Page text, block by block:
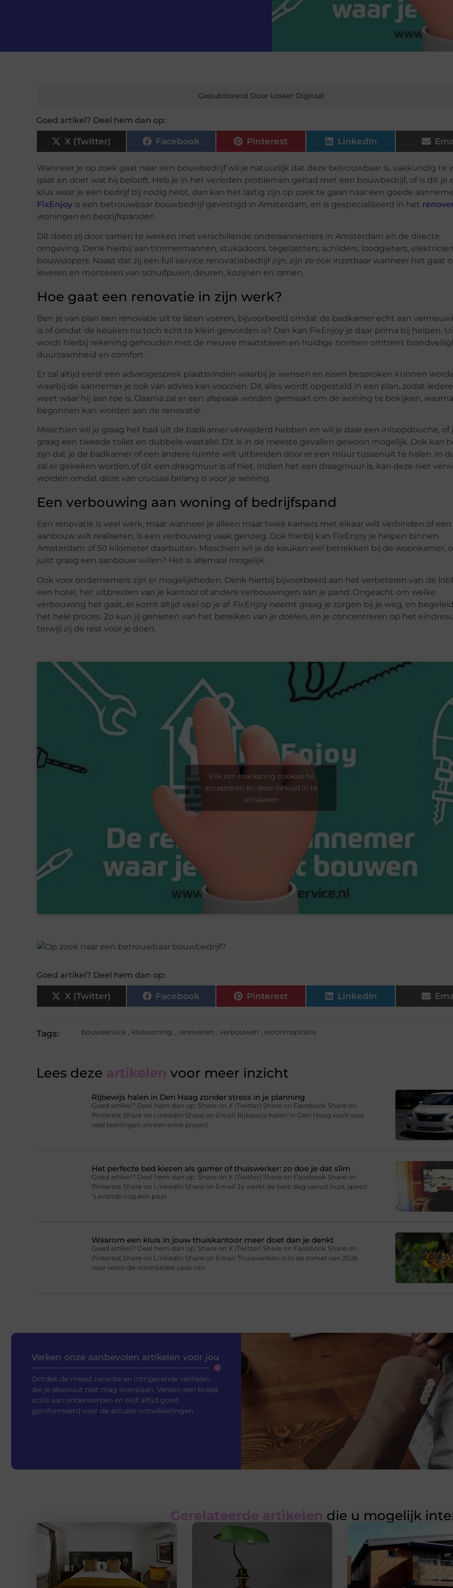
Gepubliceerd Door Losser Digitaal
Goed artikel? Deel hem dan op:
X (Twitter) Facebook Pinterest LinkedIn
Wanneer je op zoek gaat naar een bouwbedrijf wil je natuurlijk dat deze betrouwbaar is, vakkundig te
gaat en doet wat hij belooft. Heb je in het verleden problemen gehad met een bouwbedrijf, of is dit je
klus waar je een bedrijf bij nodig hebt, dan kan het lastig zijn op zoek te gaan naar een goede
FixEnjoy is een betrouwbaar bouwbedrijf gevestigd in Amsterdam, en is gespecialiseerd in het
woningen en bedrijfspanden.
Dit doen zij door samen te werken met verschillende onderaannemers in Amsterdam en de directe
omgeving. Denk hierbij aan timmermannen, stukadoors, tegelzetters, schilders, loodgieters,
bouwslopers. Naast dat zij een full service renovatiebedrijf zijn, zijn ze ook inzetbaar wanneer het gaat
leveren en monteren van schuifpuien, deuren, kozijnen en ramen.
Hoe gaat een renovatie in zijn werk?
Ben je van plan een renovatie uit te laten voeren, bijvoorbeeld omdat de badkamer echt aan
is of omdat de keuken nu toch echt te klein geworden is? Dan kan FixEnjoy je daar prima bij helpen.
wordt hierbij rekening gehouden met de nieuwe maatstaven en huidige normen omtrent
duurzaamheid en comfort.
Er zal altijd eerst een adviesgesprek plaatsvinden waarbij je wensen en eisen besproken kunnen
waarbij de aannemer je ook van advies kan voorzien. Dit alles wordt opgesteld in een plan, zodat
weet waar hij aan toe is. Daarna zal er een afspraak worden gemaakt om de woning te bekijken,
begonnen kan worden aan de renovatie.
Misschien wil je graag het bad uit de badkamer verwijderd hebben en wil je daar een inloopdouche, of
graag een tweede toilet en dubbele wastafel. Dit is in de meeste gevallen gewoon mogelijk. Ook kan
zijn dat je de badkamer of een andere ruimte wilt uitbreiden door er een muur tussenuit te halen. In
zal er gekeken worden of dit een draagmuur is of niet. Indien het een draagmuur is, kan deze niet
worden omdat deze van cruciaal belang is voor je woning.
Een verbouwing aan woning of bedrijfspand
Een renovatie is veel werk, maar wanneer je alleen maar twee kamers met elkaar wilt verbinden of een
aanbouw wilt realiseren, is een verbouwing vaak genoeg. Ook hierbij kan FixEnjoy je helpen binnen
Amsterdam of 50 kilometer daarbuiten. Misschien wil je de keuken wel betrekken bij de woonkamer,
juist graag een aanbouw willen? Het is allemaal mogelijk.
Ook voor ondernemers zijn er mogelijkheden. Denk hierbij bijvoorbeeld aan het verbeteren van de
een hotel, het uitbreiden van je kantoor of andere verbouwingen aan je pand. Ongeacht om welke
verbouwing het gaat, er komt altijd veel op je af. FixEnjoy neemt graag je zorgen bij je weg, en
het hele proces. Zo kun jij genieten van het bereiken van je doelen, en je concentreren op het
terwijl zij de rest voor je doen.
Klik om marketing cookies te
accepteren en deze inhoud in te
schakelen
Goed artikel? Deel hem dan op:
X (Twitter) Facebook Pinterest LinkedIn
Tags: bouwservice, kluswoning , renoveren , verbouwen , wooninspiratie
Lees deze artikelen voor meer inzicht
Rijbewijs halen in Den Haag zonder stress in je planning
Goed artikel? Deel hem dan op: Share on X (Twitter) Share on Facebook Share on
Pinterest Share on LinkedIn Share on Email Rijbewijs halen in Den Haag voelt voor
veel leerlingen als een extra project
Het perfecte bed kiezen als gamer of thuiswerker: zo doe je dat slim
Goed artikel? Deel hem dan op: Share on X (Twitter) Share on Facebook Share on
Pinterest Share on LinkedIn Share on Email Je werkt de hele dag vanuit huis, speelt
’s avonds nog een paar
Waarom een kluis in jouw thuiskantoor meer doet dan je denkt
Goed artikel? Deel hem dan op: Share on X (Twitter) Share on Facebook Share on
Pinterest Share on LinkedIn Share on Email Thuiswerken is in de zomer van 2026
voor velen de normaalste zaak van
Verken onze aanbevolen artikelen voor jou
Ontdek de meest recente en intrigerende verhalen
die je absoluut niet mag overslaan. Verken een breed
scala aan onderwerpen en blijf altijd goed
geïnformeerd over de actuele ontwikkelingen.
Gerelateerde artikelen die u mogelijk